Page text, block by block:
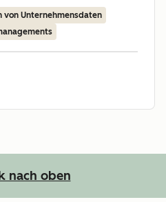
von Unternehmensdaten
nach oben